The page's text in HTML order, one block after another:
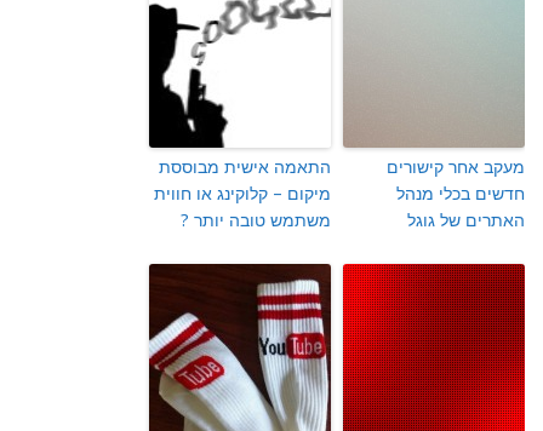
מעקב אחר קישורים
חדשים בכלי מנהל
האתרים של גוגל
התאמה אישית מבוססת
מיקום – קלוקינג או חווית
משתמש טובה יותר ?